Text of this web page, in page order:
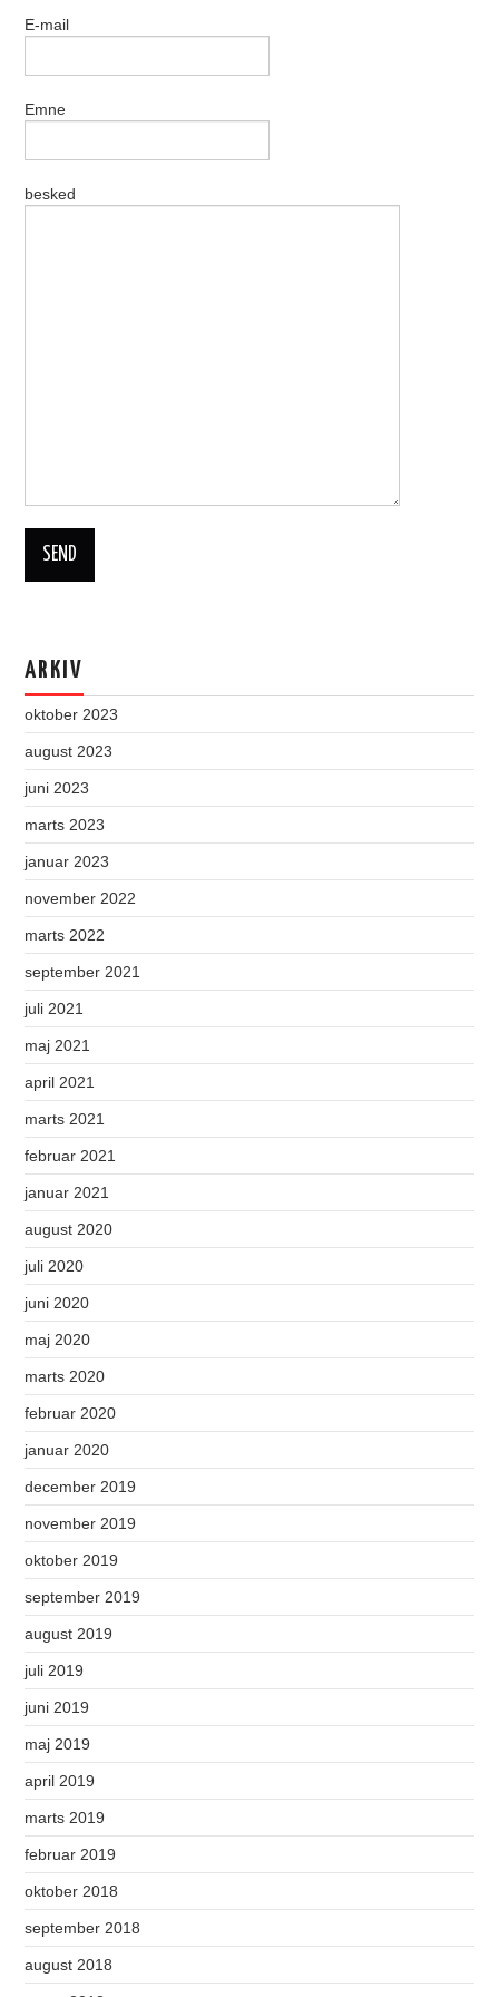
E-mail
Emne
besked
ARKIV
oktober 2023
august 2023
juni 2023
marts 2023
januar 2023
november 2022
marts 2022
september 2021
juli 2021
maj 2021
april 2021
marts 2021
februar 2021
januar 2021
august 2020
juli 2020
juni 2020
maj 2020
marts 2020
februar 2020
januar 2020
december 2019
november 2019
oktober 2019
september 2019
august 2019
juli 2019
juni 2019
maj 2019
april 2019
marts 2019
februar 2019
oktober 2018
september 2018
august 2018